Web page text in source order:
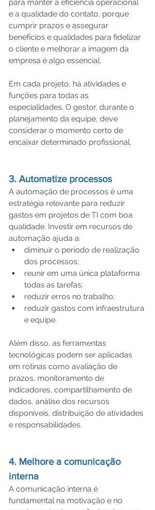
para manter a eficiência operacional
e a qualidade do contato, porque
cumprir prazos e assegurar
benefícios e qualidades para fidelizar
o cliente e melhorar a imagem da
empresa é algo essencial.
Em cada projeto, há atividades e
funções para todas as
especialidades. O gestor, durante o
planejamento da equipe, deve
considerar o momento certo de
encaixar determinado profissional.
3. Automatize processos
A automação de processos é uma
estratégia relevante para reduzir
gastos em projetos de TI com boa
qualidade. Investir em recursos de
automação ajuda a:
diminuir o período de realização
dos processos;
reunir em uma única plataforma
todas as tarefas;
reduzir erros no trabalho;
reduzir gastos com infraestrutura
e equipe.
Além disso, as ferramentas
tecnológicas podem ser aplicadas
em rotinas como avaliação de
prazos, monitoramento de
indicadores, compartilhamento de
dados, análise dos recursos
disponíveis, distribuição de atividades
e responsabilidades.
4. Melhore a comunicação
interna
A comunicação interna é
fundamental na motivação e no